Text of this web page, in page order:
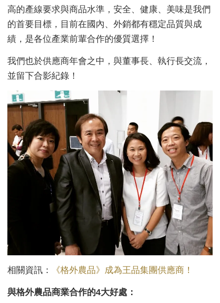
高的產線要求與商品水準，安全、健康、美味是我們
的首要目標，目前在國內、外銷都有穩定品質與成
績，是各位產業前輩合作的優質選擇！
我們也於供應商年會之中，與董事長、執行長交流，
並留下合影紀錄！
相關資訊： 《格外農品》成為王品集團供應商！
與格外農品商業合作的4大好處：